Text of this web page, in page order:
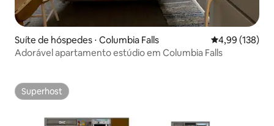
Suíte de hóspedes ⋅ Columbia Falls 4,99 de uma
4,99 (138)
Adorável apartamento estúdio em Columbia Falls
Superhost
Superhost